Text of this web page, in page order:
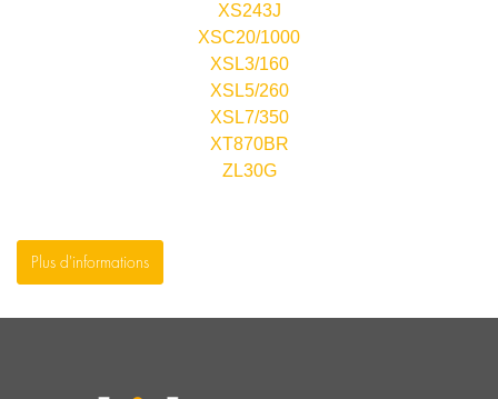
XS243J
XSC20/1000
XSL3/160
XSL5/260
XSL7/350
XT870BR
ZL30G
Plus d'informations